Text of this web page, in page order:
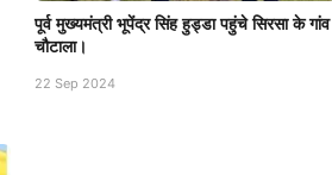
पूर्व मुख्यमंत्री भूपेंद्र सिंह हुड्डा पहुंचे सिरसा के गांव
चौटाला।
22 Sep 2024